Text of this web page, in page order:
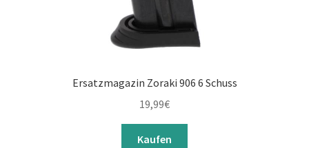
Ersatzmagazin Zoraki 906 6 Schuss
19,99€
Kaufen